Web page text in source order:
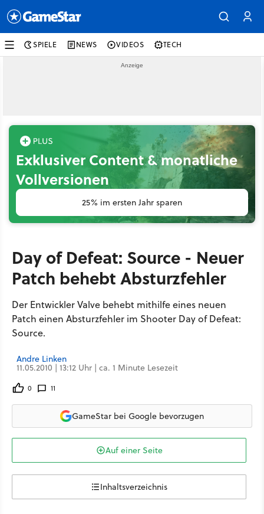
SPIELE NEWS VIDEOS TECH
Exklusiver Content & monatliche
Vollversionen
25% im ersten Jahr sparen
Day of Defeat: Source - Neuer
Patch behebt Absturzfehler
Der Entwickler Valve behebt mithilfe eines neuen
Patch einen Absturzfehler im Shooter Day of Defeat:
Source.
Andre Linken
11.05.2010 | 13:12 Uhr | ca. 1 Minute Lesezeit
0 11
GameStar bei Google bevorzugen
Auf einer Seite
Inhaltsverzeichnis